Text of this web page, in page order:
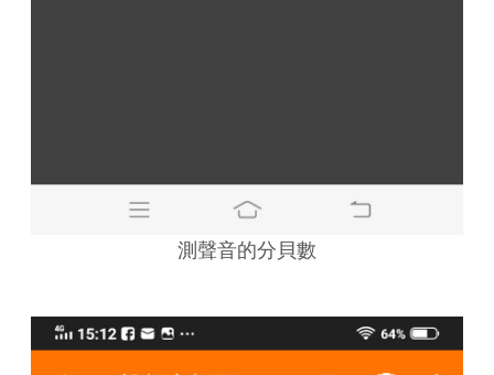
測聲音的分貝數